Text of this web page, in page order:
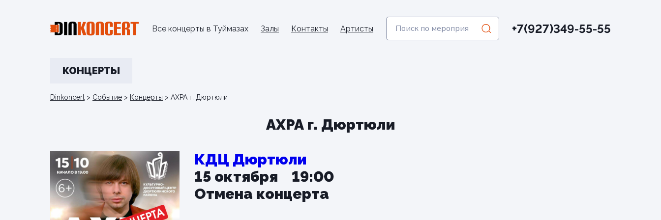
Все концерты в Туймазах Залы Контакты Артисты +7(927)349-55-55
КОНЦЕРТЫ
Dinkoncert > Событие > Концерты > АХРА г. Дюртюли
АХРА г. Дюртюли
КДЦ Дюртюли
15 октября 19:00
Отмена концерта